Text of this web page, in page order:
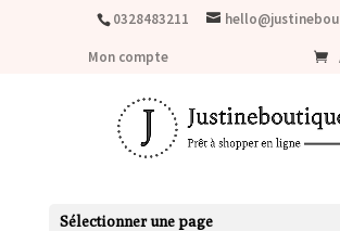
LIVRAISON OFFERTE dès 80€ d'achat
0328483211
Mon compte
Sélectionner une page